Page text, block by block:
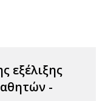
εξέλιξης
-